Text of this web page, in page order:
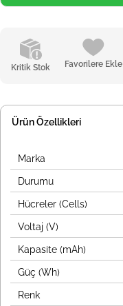
Kritik Stok Favorilere Ekle
Ürün Özellikleri
Marka
Durumu
Hücreler (Cells)
Voltaj (V)
Kapasite (mAh)
Güç (Wh)
Renk